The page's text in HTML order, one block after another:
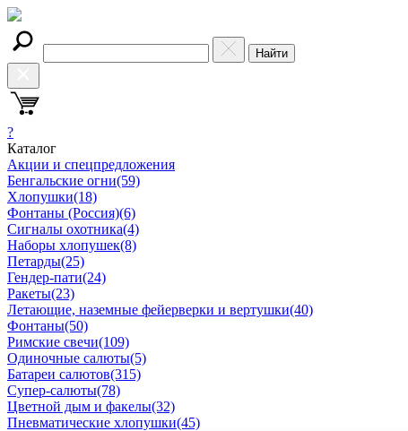
Найти
?
Каталог
Акции и спецпредложения
Бенгальские огни(59)
Хлопушки(18)
Фонтаны (Россия)(6)
Сигналы охотника(4)
Наборы хлопушек(8)
Петарды(25)
Гендер-пати(24)
Ракеты(23)
Летающие, наземные фейерверки и вертушки(40)
Фонтаны(50)
Римские свечи(109)
Одиночные салюты(5)
Батареи салютов(315)
Супер-салюты(78)
Цветной дым и факелы(32)
Пневматические хлопушки(45)